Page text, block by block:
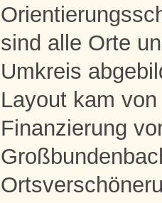
sind alle Orte
Umkreis
Layout kam
Finanzierung